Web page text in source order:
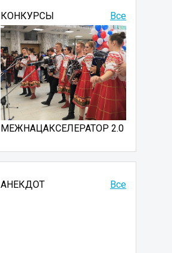
Все
КОНКУРСЫ
МЕЖНАЦАКСЕЛЕРАТОР 2.0
АНЕКДОТ Все